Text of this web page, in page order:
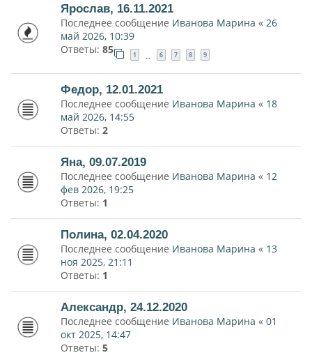
Ярослав, 16.11.2021
Последнее сообщение Иванова Марина « 26
май 2026, 10:39
Ответы: 85 1 … 6 7 8 9
Федор, 12.01.2021
Последнее сообщение Иванова Марина « 18
май 2026, 14:55
Ответы: 2
Яна, 09.07.2019
Последнее сообщение Иванова Марина « 12
фев 2026, 19:25
Ответы: 1
Полина, 02.04.2020
Последнее сообщение Иванова Марина « 13
ноя 2025, 21:11
Ответы: 1
Александр, 24.12.2020
Последнее сообщение Иванова Марина « 01
окт 2025, 14:47
Ответы: 5